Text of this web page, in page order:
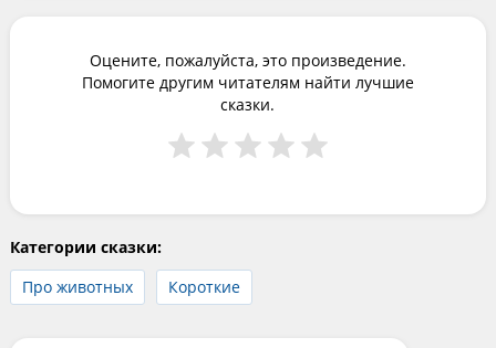
Оцените, пожалуйста, это произведение.
Помогите другим читателям найти лучшие
сказки.
Категории сказки:
Про животных
Короткие